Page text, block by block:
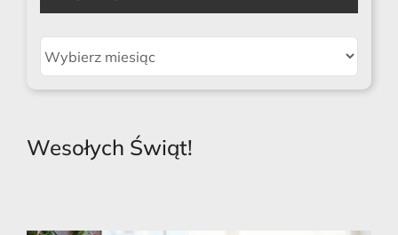
Wesołych Świąt!
Archiwum